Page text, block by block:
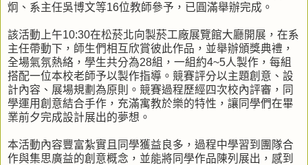
炯、系主任吳博文等16位教師參予，已圓滿舉辦完成。
該活動上午10:30在松菸北向製菸工廠展覽館大廳開展，在系
主任帶動下，師生們相互欣賞彼此作品，並舉辦頒獎典禮，
全場氣氛熱絡，學生共分為28組，一組約4~5人製作，每組
搭配一位本校老師予以製作指導。競賽評分以主題創意、設
計內容、展場規劃為原則。競賽過程歷經四次校內評審，同
學運用創意結合手作，充滿寓教於樂的特性，讓同學們在畢
業前夕完成設計展出的夢想。
本活動內容豐富紮實且同學獲益良多，過程中學習到團隊合
作與集思廣益的創意概念，並能將同學作品陳列展出，感到